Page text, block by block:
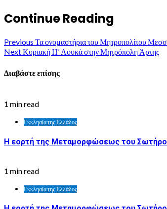
Continue Reading
Previous Τα ονομαστήρια του Μητροπολίτου
NextΚυριακή Η’ Λουκά στην Μητρόπολη Άρτης
Διαβάστε επίσης
1 min read
Εκκλησία της Ελλάδος
Η εορτή της Μεταμορφώσεως του
1 min read
Εκκλησία της Ελλάδος